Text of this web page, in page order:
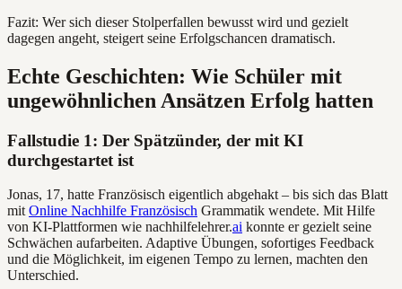
Fazit: Wer sich dieser Stolperfallen bewusst wird und gezielt
dagegen angeht, steigert seine Erfolgschancen dramatisch.
Echte Geschichten: Wie Schüler mit
ungewöhnlichen Ansätzen Erfolg hatten
Fallstudie 1: Der Spätzünder, der mit KI
durchgestartet ist
Jonas, 17, hatte Französisch eigentlich abgehakt – bis sich das Blatt
mitOnline Nachhilfe Französisch Grammatik wendete. Mit Hilfe
von KI-Plattformen wie nachhilfelehrer.ai konnte er gezielt seine
Schwächen aufarbeiten. Adaptive Übungen, sofortiges Feedback
und die Möglichkeit, im eigenen Tempo zu lernen, machten den
Unterschied.